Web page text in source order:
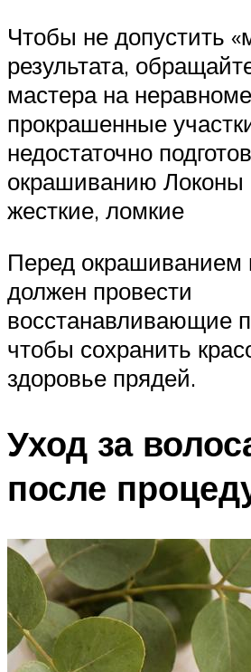
Чтобы не допустить
результата,
мастера на
прокрашенные
недостаточно
окрашиванию Локоны
жесткие, ломкие
Перед окрашиванием
должен провести
восстанавливающие
чтобы сохранить
здоровье прядей.
Уход за
после